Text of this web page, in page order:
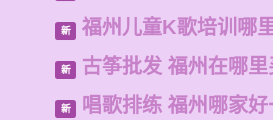
新 福州儿童K歌培训哪
新 古筝批发 福州在哪
新 唱歌排练 福州哪家